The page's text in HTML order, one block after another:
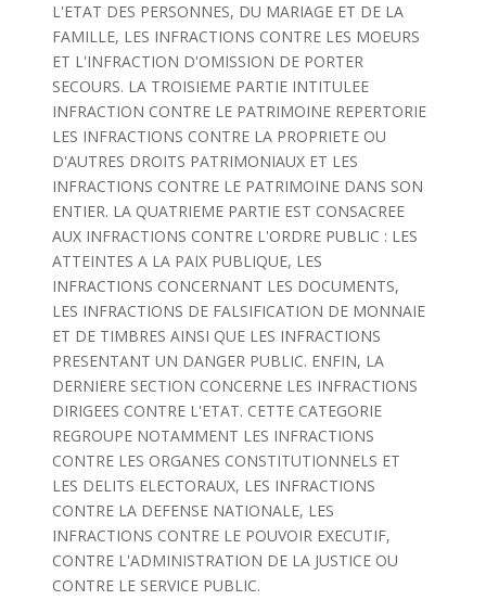
L'ETAT DES PERSONNES, DU MARIAGE ET DE LA
FAMILLE, LES INFRACTIONS CONTRE LES MOEURS
ET L'INFRACTION D'OMISSION DE PORTER
SECOURS. LA TROISIEME PARTIE INTITULEE
INFRACTION CONTRE LE PATRIMOINE REPERTORIE
LES INFRACTIONS CONTRE LA PROPRIETE OU
D'AUTRES DROITS PATRIMONIAUX ET LES
INFRACTIONS CONTRE LE PATRIMOINE DANS SON
ENTIER. LA QUATRIEME PARTIE EST CONSACREE
AUX INFRACTIONS CONTRE L'ORDRE PUBLIC : LES
ATTEINTES A LA PAIX PUBLIQUE, LES
INFRACTIONS CONCERNANT LES DOCUMENTS,
LES INFRACTIONS DE FALSIFICATION DE MONNAIE
ET DE TIMBRES AINSI QUE LES INFRACTIONS
PRESENTANT UN DANGER PUBLIC. ENFIN, LA
DERNIERE SECTION CONCERNE LES INFRACTIONS
DIRIGEES CONTRE L'ETAT. CETTE CATEGORIE
REGROUPE NOTAMMENT LES INFRACTIONS
CONTRE LES ORGANES CONSTITUTIONNELS ET
LES DELITS ELECTORAUX, LES INFRACTIONS
CONTRE LA DEFENSE NATIONALE, LES
INFRACTIONS CONTRE LE POUVOIR EXECUTIF,
CONTRE L'ADMINISTRATION DE LA JUSTICE OU
CONTRE LE SERVICE PUBLIC.